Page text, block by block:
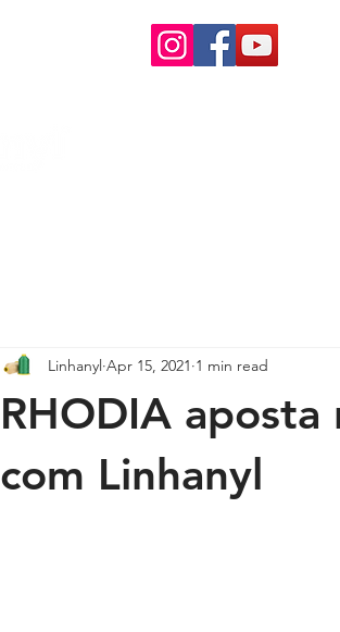
RHODIA
com Linhanyl
Linhanyl Apr 15, 2021 1 min read